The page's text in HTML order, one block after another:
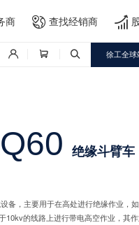
商  查找经销商 
   徐工全球
绝缘斗臂车
备，主要用于在高处进行绝缘作业，
的线路上进行带电高空作业，其作